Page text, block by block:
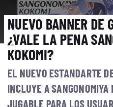
NUEVO BANNER DE
¿VALE LA PENA
KOKOMI?
EL NUEVO ESTANDARTE
INCLUYE A SANGONOMIYA
JUGABLE PARA LOS